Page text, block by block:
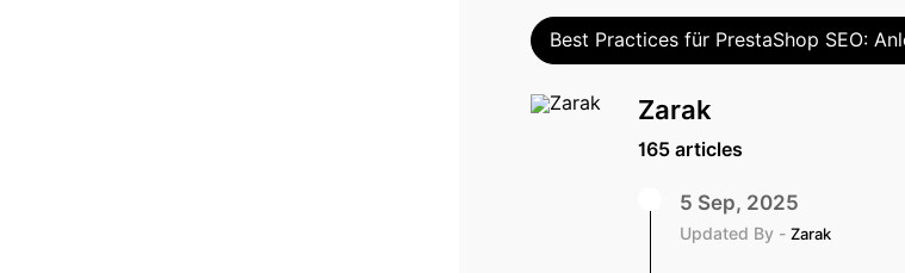
Best Practices für PrestaShop SEO:
Zarak
165 articles
5 Sep, 2025
Updated By - Zarak